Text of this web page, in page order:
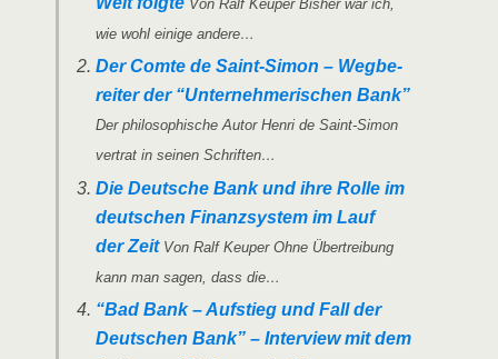
Von Ralf Keu­per Bis­her war ich,
wie wohl eini­ge andere…
Der Comte de Saint-Simon – Weg­be­
rei­ter der “Unter­neh­me­ri­schen Bank”
Der phi­lo­so­phi­sche Autor Hen­ri de Saint-Simon
ver­trat in sei­nen Schriften…
Die Deut­sche Bank und ihre Rol­le im
deut­schen Finanz­sys­tem im Lauf
der Zeit Von Ralf Keu­per Ohne Über­trei­bung
kann man sagen, dass die…
“Bad Bank – Auf­stieg und Fall der
Deut­schen Bank” – Inter­view mit dem